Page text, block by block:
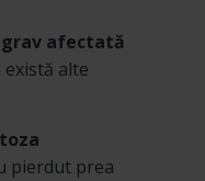
afectată
există alte
pierdut prea